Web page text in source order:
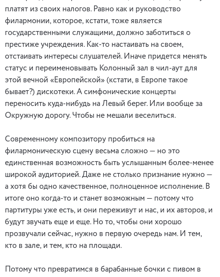
платят из своих налогов. Равно как и руководство
филармонии, которое, кстати, тоже является
государственными служащими, должно заботиться о
престиже учреждения. Как-то настаивать на своем,
отстаивать интересы слушателей. Иначе придется менять
статус и переименовывать Колонный зал в чил-аут для
этой вечной «Европейской» (кстати, в Европе такое
бывает?) дискотеки. А симфонические концерты
переносить куда-нибудь на Левый берег. Или вообще за
Окружную дорогу. Чтобы не мешали веселиться.
Современному композитору пробиться на
филармоническую сцену весьма сложно — но это
единственная возможность быть услышанным более-менее
широкой аудиторией. Даже не столько признание нужно —
а хотя бы одно качественное, полноценное исполнение. В
итоге оно когда-то и станет возможным — потому что
партитуры уже есть, и они переживут и нас, и их авторов, и
будут звучать еще и еще. Но то, чтобы они хорошо
прозвучали сейчас, нужно в первую очередь нам. И тем,
кто в зале, и тем, кто на площади.
Потому что превратимся в барабанные бочки с пивом в